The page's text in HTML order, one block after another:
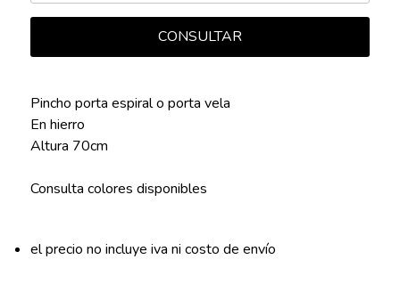
CONSULTAR
Pincho porta espiral o porta vela
En hierro
Altura 70cm
Consulta colores disponibles
el precio no incluye iva ni costo de envío